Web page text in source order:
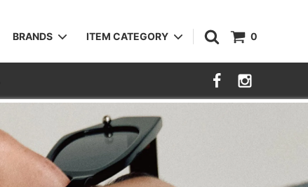
0
BRANDS ITEM CATEGORY